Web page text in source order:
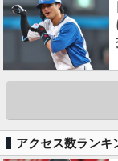
アクセス数ランキ